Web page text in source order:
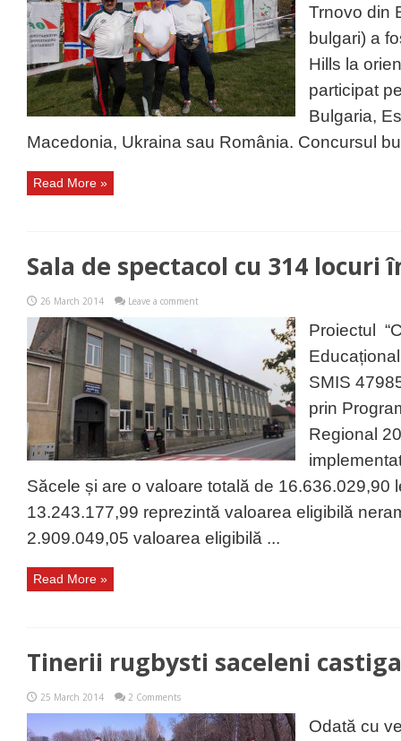
Trnovo din
bulgari) a
Hills la
participat
Bulgaria,
Macedonia, Ukraina sau România. Concursul
Read More »
Sala de spectacol cu 314 locuri
26 March 2014 Leave a comment
Proiectul
SMIS
prin
Regional
Săcele și are o valoare totală de 16.636.029,90
13.243.177,99 reprezintă valoarea eligibilă
2.909.049,05 valoarea eligibilă ...
Read More »
Tinerii rugbysti saceleni
25 March 2014 2 Comments
Odată cu